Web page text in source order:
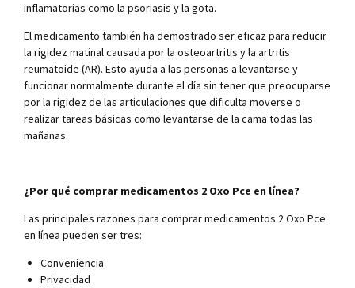
inflamatorias como la psoriasis y la gota.
El medicamento también ha demostrado ser eficaz para reducir
la rigidez matinal causada por la osteoartritis y la artritis
reumatoide (AR). Esto ayuda a las personas a levantarse y
funcionar normalmente durante el día sin tener que preocuparse
por la rigidez de las articulaciones que dificulta moverse o
realizar tareas básicas como levantarse de la cama todas las
mañanas.
¿Por qué comprar medicamentos 2 Oxo Pce en línea?
Las principales razones para comprar medicamentos 2 Oxo Pce
en línea pueden ser tres:
Conveniencia
Privacidad